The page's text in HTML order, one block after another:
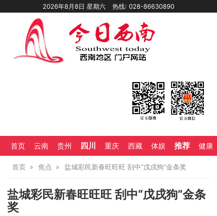
2026年8月8日 星期六 热线: 028-86630890
首页 云南 贵州 四川 重庆 西藏 体娱 推荐 健康
首页 焦点 盐城彩民新春旺旺旺 刮中“戊戌狗”金条奖
盐城彩民新春旺旺旺 刮中“戊戌狗”金条
奖